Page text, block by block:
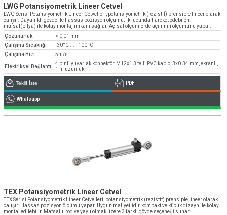
LWG Potansiyometrik Lineer Cetvel
LWG Serisi Potansiyometrik Lineer Cetvelleri, potansiyometrik (rezistif) prensiple lineer olarak
çalışır. Dayanıklı gövde ile hassas pozisyon ölçümü; iki ucunda hareket edebilen
mafsal(bilya) ile kolay montaj imkanı sağlar. Açısal ölçümlerde açılımın ölçümünü yapar.
Çözünürlük
< 0,01 mm
Çalışma Sıcaklığı
-30°C ... +100°C
Çalışma Hızı
5m/s
Elektriksel Bağlantı
4 pinli yuvarlak konnektör, M12x1 3 telli PVC kablo, 3x0.34 mm, ekranlı,
1 m uzunluk
Teklif İste PDF
Whatsapp
TEX Potansiyometrik Lineer Cetvel
TEX Serisi Potansiyometrik Lineer Cetvelleri, potansiyometrik (rezistif) prensiple lineer olarak
çalışır. Hassas pozisyon ölçümü yapar. Uygun maliyetlidir, kompakt ve küçük dizayn ile kolay
montaj edilebilir. Mafsallı, rod ve yaylı olmak üzere 3 farklı gövde seçeneği sunar.